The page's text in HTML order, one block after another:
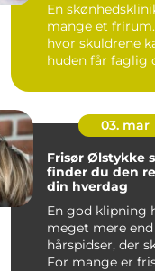
En
mange et
hvor skuldrene
huden får faglig
03. mar
Frisør Ølstykke sådan
finder du den
din hverdag
En god klipning
meget mere
hårspidser, der
For mange er